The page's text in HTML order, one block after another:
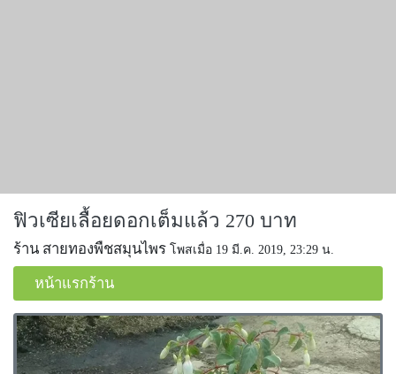
ฟิวเซียเลื้อยดอกเต็มแล้ว 270 บาท
ร้าน สายทองพืชสมุนไพร โพสเมื่อ 19 มี.ค. 2019, 23:29 น.
หน้าแรกร้าน